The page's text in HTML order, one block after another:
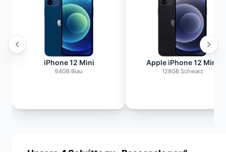
iPhone 12 Mini
64GB Blau
Apple iPhone 12 Mini
128GB Schwarz